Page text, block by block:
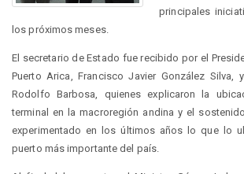
principales
los próximos meses.
El secretario de Estado fue recibido por el
Puerto Arica, Francisco Javier González Silva,
Rodolfo Barbosa, quienes explicaron la
terminal en la macroregión andina y el
experimentado en los últimos años lo que lo
puerto más importante del país.